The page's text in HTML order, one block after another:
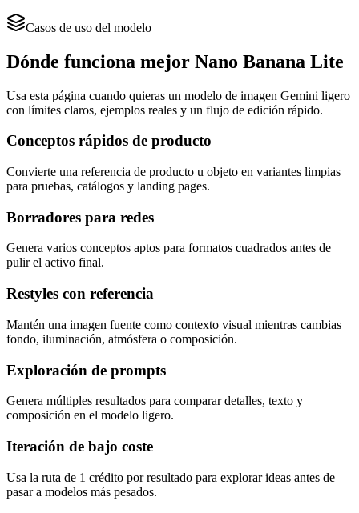
Casos de uso del modelo
Dónde funciona mejor Nano Banana Lite
Usa esta página cuando quieras un modelo de imagen Gemini ligero
con límites claros, ejemplos reales y un flujo de edición rápido.
Conceptos rápidos de producto
Convierte una referencia de producto u objeto en variantes limpias
para pruebas, catálogos y landing pages.
Borradores para redes
Genera varios conceptos aptos para formatos cuadrados antes de
pulir el activo final.
Restyles con referencia
Mantén una imagen fuente como contexto visual mientras cambias
fondo, iluminación, atmósfera o composición.
Exploración de prompts
Genera múltiples resultados para comparar detalles, texto y
composición en el modelo ligero.
Iteración de bajo coste
Usa la ruta de 1 crédito por resultado para explorar ideas antes de
pasar a modelos más pesados.